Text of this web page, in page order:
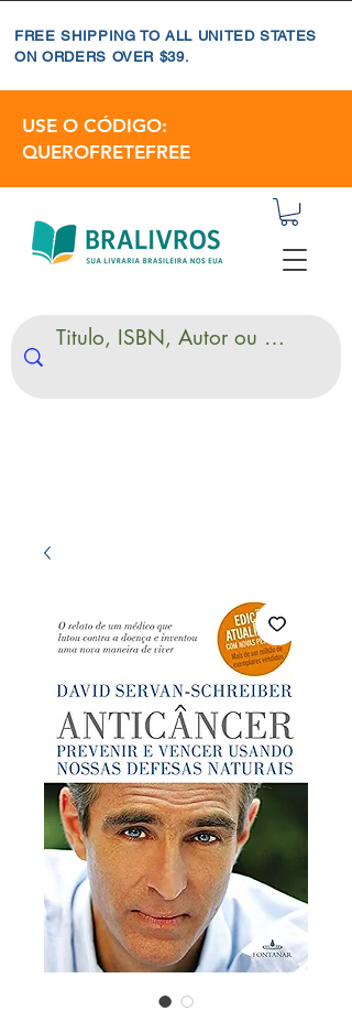
FREE SHIPPING TO ALL UNITED STATES
ON ORDERS OVER $39.
USE O CÓDIGO:
QUEROFRETEFREE